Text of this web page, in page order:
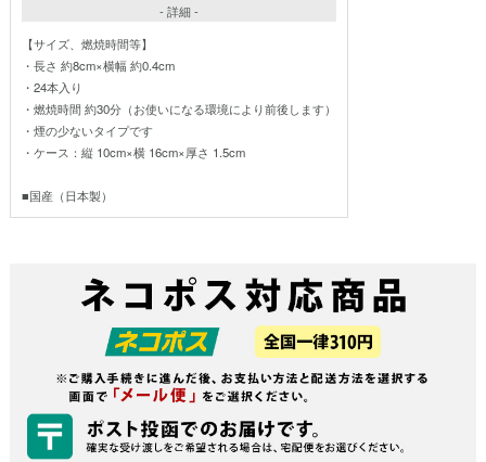
- 詳細 -
【サイズ、燃焼時間等】
・長さ 約8cm×横幅 約0.4cm
・24本入り
・燃焼時間 約30分（お使いになる環境により前後します）
・煙の少ないタイプです
・ケース：縦 10cm×横 16cm×厚さ 1.5cm
■国産（日本製）